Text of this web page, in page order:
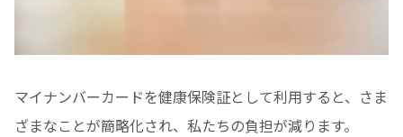
マイナンバーカードを健康保険証として利用すると、さま
ざまなことが簡略化され、私たちの負担が減ります。